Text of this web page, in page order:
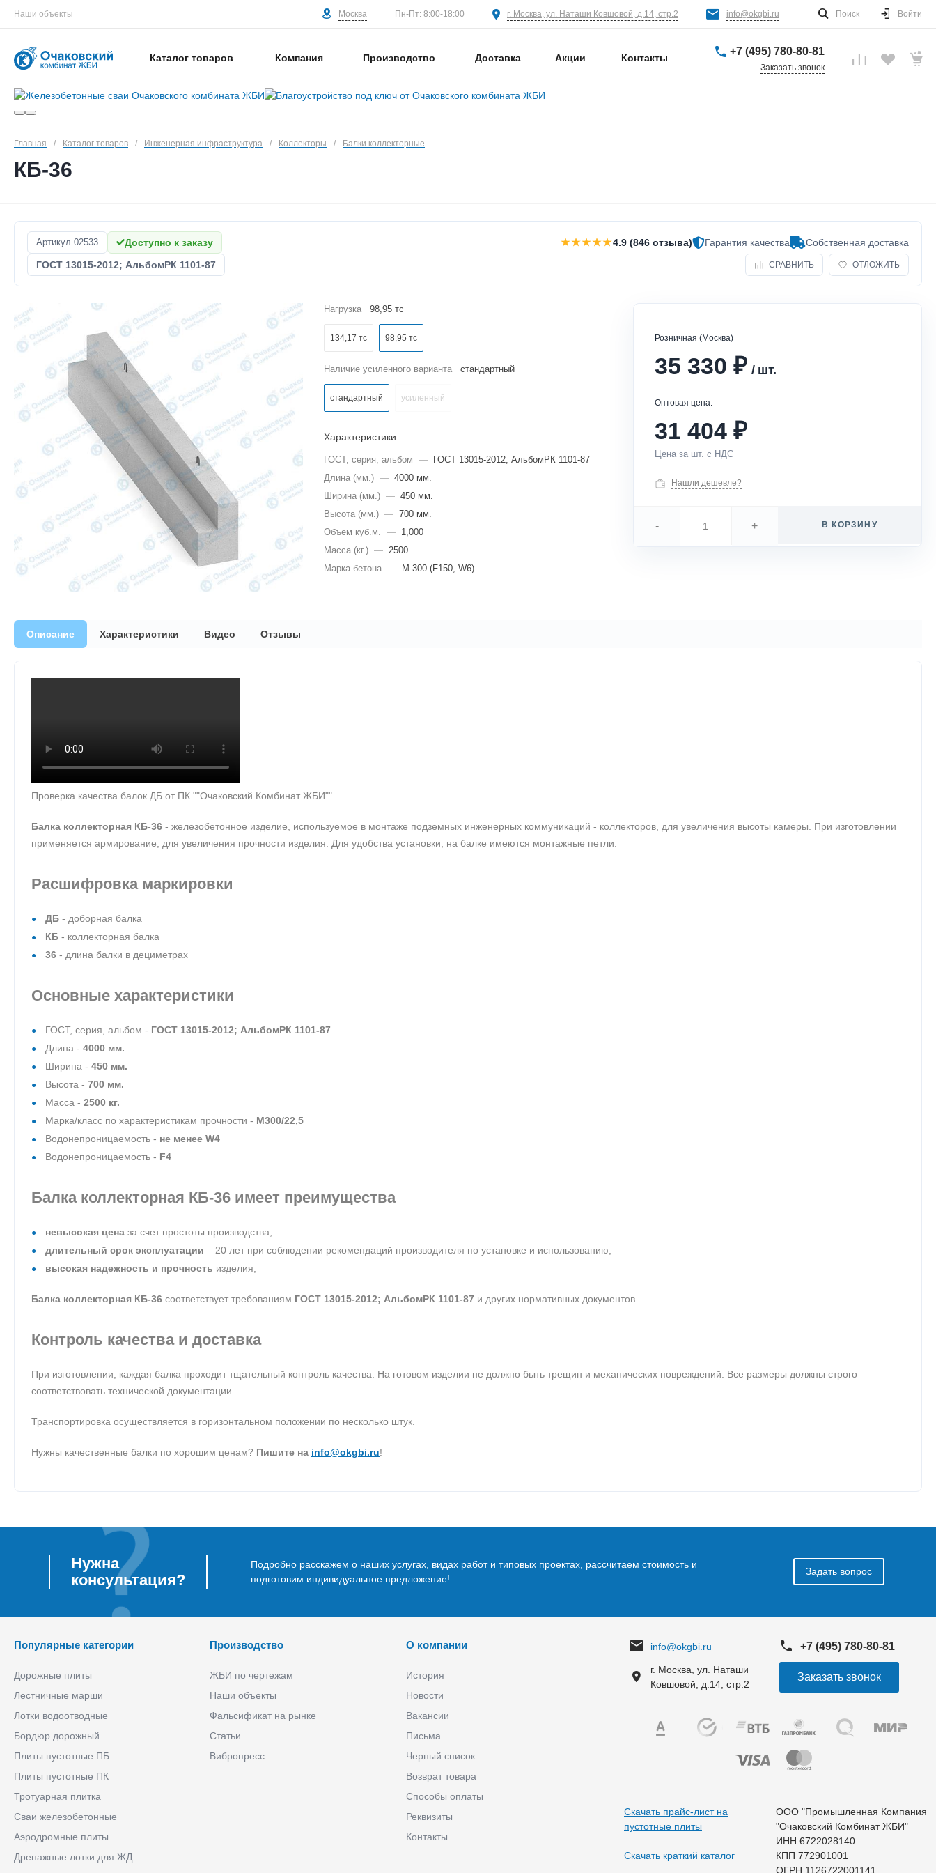
Наши объекты Москва Пн-Пт: 8:00-18:00 г. Москва, ул. Наташи Ковшовой, д.14, стр.2 info@okgbi.ru Поиск Войти
Каталог товаров Компания Производство Доставка Акции Контакты
+7 (495) 780-80-81
Заказать звонок
Главная / Каталог товаров / Инженерная инфраструктура / Коллекторы / Балки коллекторные
КБ-36
Артикул 02533
Доступно к заказу
ГОСТ 13015-2012; АльбомРК 1101-87
★★★★★4.9 (846 отзыва) Гарантия качества Собственная доставка
СРАВНИТЬ ОТЛОЖИТЬ
Нагрузка 98,95 тс
134,17 тс 98,95 тс
Наличие усиленного варианта стандартный
стандартный усиленный
Характеристики
ГОСТ, серия, альбом —
ГОСТ 13015-2012; АльбомРК 1101-87
Длина (мм.) — 4000 мм.
Ширина (мм.) — 450 мм.
Высота (мм.) — 700 мм.
Объем куб.м. —
1,000
Масса (кг.) — 2500
Марка бетона — M-300 (F150, W6)
Розничная (Москва)
35 330₽ / шт.
Оптовая цена:
31 404₽
Цена за шт. с НДС
Нашли дешевле?
- + В КОРЗИНУ
Описание Характеристики Видео Отзывы
Проверка качества балок ДБ от ПК ""Очаковский Комбинат ЖБИ""
Балка коллекторная КБ-36 - железобетонное изделие, используемое в монтаже подземных инженерных коммуникаций - коллекторов, для увеличения высоты камеры. При изготовлении
применяется армирование, для увеличения прочности изделия. Для удобства установки, на балке имеются монтажные петли.
Расшифровка маркировки
ДБ - доборная балка
КБ - коллекторная балка
36 - длина балки в дециметрах
Основные характеристики
ГОСТ, серия, альбом - ГОСТ 13015-2012; АльбомРК 1101-87
Длина - 4000 мм.
Ширина - 450 мм.
Высота - 700 мм.
Масса - 2500 кг.
Марка/класс по характеристикам прочности - М300/22,5
Водонепроницаемость - не менее W4
Водонепроницаемость - F4
Балка коллекторная КБ-36 имеет преимущества
невысокая цена за счет простоты производства;
длительный срок эксплуатации – 20 лет при соблюдении рекомендаций производителя по установке и использованию;
высокая надежность и прочность изделия;
Балка коллекторная КБ-36 соответствует требованиям ГОСТ 13015-2012; АльбомРК 1101-87 и других нормативных документов.
Контроль качества и доставка
При изготовлении, каждая балка проходит тщательный контроль качества. На готовом изделии не должно быть трещин и механических повреждений. Все размеры должны строго
соответствовать технической документации.
Транспортировка осуществляется в горизонтальном положении по несколько штук.
Нужны качественные балки по хорошим ценам? Пишите на info@okgbi.ru!
Нужна
консультация?
Подробно расскажем о наших услугах, видах работ и типовых проектах, рассчитаем стоимость и
подготовим индивидуальное предложение!
Задать вопрос
Популярные категории
Дорожные плиты
Лестничные марши
Лотки водоотводные
Бордюр дорожный
Плиты пустотные ПБ
Плиты пустотные ПК
Тротуарная плитка
Сваи железобетонные
Аэродромные плиты
Дренажные лотки для ЖД
Производство
ЖБИ по чертежам
Наши объекты
Фальсификат на рынке
Статьи
Вибропресс
О компании
История
Новости
Вакансии
Письма
Черный список
Возврат товара
Способы оплаты
Реквизиты
Контакты
info@okgbi.ru +7 (495) 780-80-81
г. Москва, ул. Наташи
Ковшовой, д.14, стр.2
Заказать звонок
Скачать прайс-лист на
пустотные плиты
Скачать краткий каталог
ООО "Промышленная Компания
"Очаковский Комбинат ЖБИ"
ИНН 6722028140
КПП 772901001
ОГРН 1126722001141